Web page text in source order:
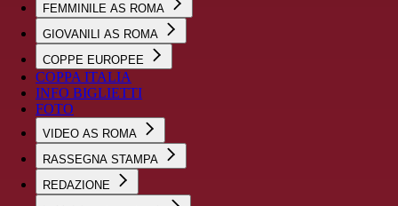
FEMMINILE AS ROMA
GIOVANILI AS ROMA
COPPE EUROPEE
COPPA ITALIA
INFO BIGLIETTI
FOTO
VIDEO AS ROMA
RASSEGNA STAMPA
REDAZIONE